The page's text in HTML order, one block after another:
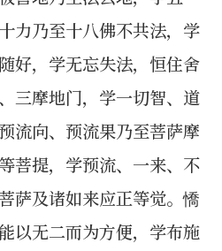
力乃至十八佛不共法，学
好，学无忘失法，恒住舍
三摩地门，学一切智、道
流向、预流果乃至菩萨摩
菩提，学预流、一来、不
萨及诸如来应正等觉。憍
以无二而为方便，学布施